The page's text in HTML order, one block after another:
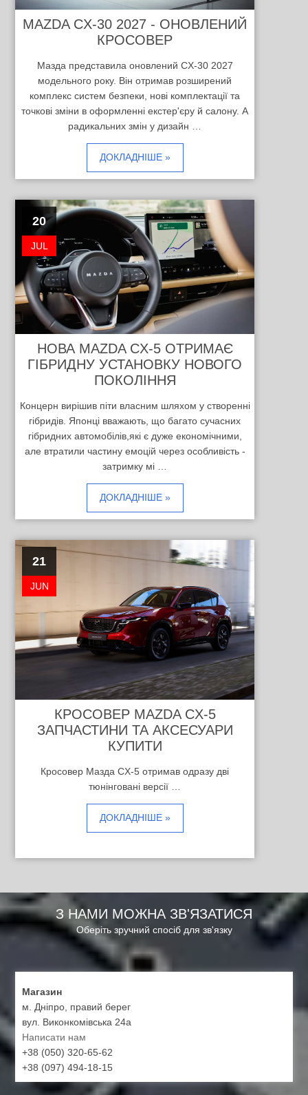
MAZDA CX-30 2027 - ОНОВЛЕНИЙ
КРОСОВЕР
Мазда представила оновлений CX-30 2027
модельного року. Він отримав розширений
комплекс систем безпеки, нові комплектації та
точкові зміни в оформленні екстер'єру й салону. А
радикальних змін у дизайн …
ДОКЛАДНІШЕ »
20
JUL
НОВА MAZDA CX-5 ОТРИМАЄ
ГІБРИДНУ УСТАНОВКУ НОВОГО
ПОКОЛІННЯ
Концерн вирішив піти власним шляхом у створенні
гібридів. Японці вважають, що багато сучасних
гібридних автомобілів,які є дуже економічними,
але втратили частину емоцій через особливість -
затримку мі …
ДОКЛАДНІШЕ »
21
JUN
КРОСОВЕР MAZDA CX-5
ЗАПЧАСТИНИ ТА АКСЕСУАРИ
КУПИТИ
Кросовер Мазда CX-5 отримав одразу дві
тюнінговані версії …
ДОКЛАДНІШЕ »
З НАМИ МОЖНА ЗВ'ЯЗАТИСЯ
Оберіть зручний спосіб для зв'язку
Магазин
м. Дніпро, правий берег
вул. Виконкомівська 24а
Написати нам
+38 (050) 320-65-62
+38 (097) 494-18-15